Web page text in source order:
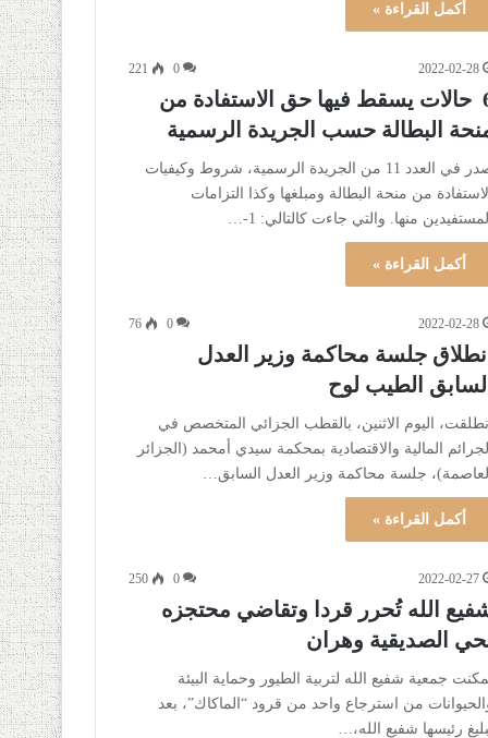
أكمل القراءة »
2022-02-28
0
221
6 حالات يسقط فيها حق الاستفادة من
البطالة حسب الجريدة الرسمية
صدر في العدد 11 من الجريدة الرسمية، شروط وكيفيات
الاستفادة من منحة البطالة ومبلغها وكذا التزامات
المستفيدين منها. والتي جاءت كالتالي: 1-…
أكمل القراءة »
2022-02-28
0
76
انطلاق جلسة محاكمة وزير العدل
السابق الطيب لوح
انطلقت، اليوم الاثنين، بالقطب الجزائي المتخصص في
الجرائم المالية والاقتصادية بمحكمة سيدي أمحمد (الجزائر
العاصمة)، جلسة محاكمة وزير العدل السابق…
أكمل القراءة »
2022-02-27
0
250
الله تُحرر قردا وتقاضي محتجزه
الصديقية وهران
جمعية شفيع الله لتربية الطيور وحماية البيئة
من استرجاع واحد من قرود “الماكاك”، بعد
رئيسها شفيع الله،…